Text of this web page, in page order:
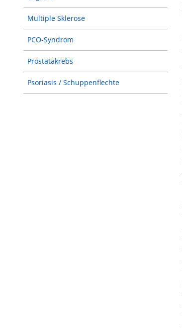
Multiple Sklerose
PCO-Syndrom
Prostatakrebs
Psoriasis / Schuppenflechte